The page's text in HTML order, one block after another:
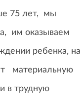
75 лет, мы
им оказываем
ребенка, на
материальную
в трудную